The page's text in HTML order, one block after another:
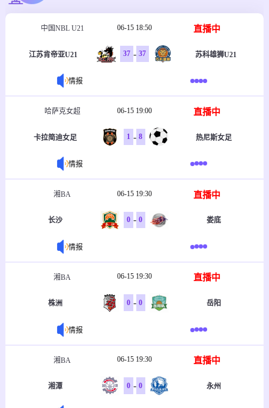
中国NBL U21 06-15 18:50 直播中
江苏肯帝亚U21 37 - 37 苏科雄狮U21
情报
哈萨克女超 06-15 19:00 直播中
卡拉简迪女足 1 - 8 热尼斯女足
情报
湘BA 06-15 19:30 直播中
长沙 0 - 0 娄底
情报
湘BA 06-15 19:30 直播中
株洲 0 - 0 岳阳
情报
湘BA 06-15 19:30 直播中
湘潭 0 - 0 永州